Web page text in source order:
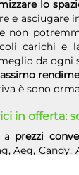
lo
e asciugare
non
carichi e
da ogni
è sono
in offerta:
a prezzi
Aeg,